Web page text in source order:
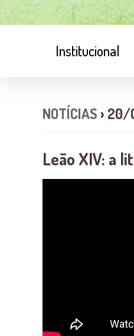
Institucional
NOTÍCIAS ›
Leão XIV: a